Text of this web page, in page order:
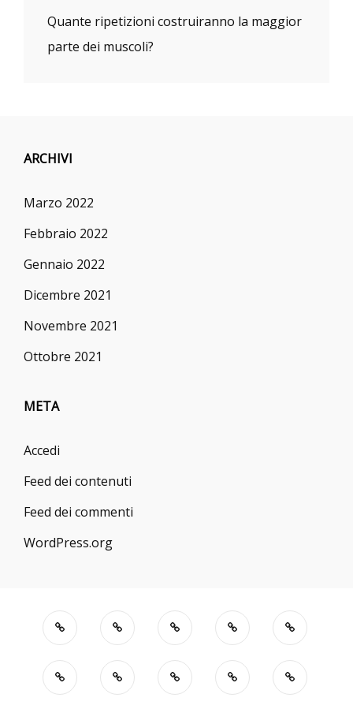
Quante ripetizioni costruiranno la maggior
parte dei muscoli?
ARCHIVI
Marzo 2022
Febbraio 2022
Gennaio 2022
Dicembre 2021
Novembre 2021
Ottobre 2021
META
Accedi
Feed dei contenuti
Feed dei commenti
WordPress.org